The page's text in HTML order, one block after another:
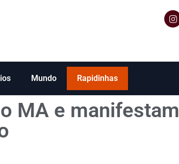
Mundo Rapidinhas
MA e manifestam